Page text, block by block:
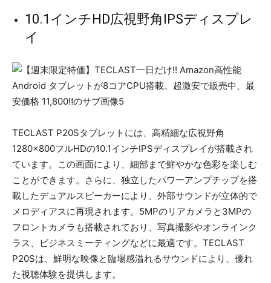
10.1インチHD広視野角IPSディスプレ
イ
TECLAST P20Sタブレットには、高精細な広視野角
1280×800フルHDの10.1インチIPSディスプレイが搭載され
ています。この画面により、細部まで鮮やかな色彩を楽しむ
ことができます。さらに、独立したパワーアンプチップを搭
載したデュアルスピーカーにより、外部サウンドが立体的で
メロディアスに再現されます。5MPのリアカメラと3MPの
フロントカメラも搭載されており、写真撮影やオンラインク
ラス、ビジネスミーティングなどに最適です。TECLAST
P20Sは、鮮明な映像と臨場感溢れるサウンドにより、優れ
た視聴体験を提供します。